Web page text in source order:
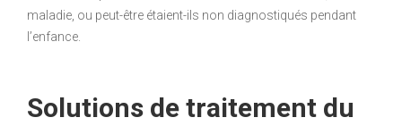
maladie, ou peut-être étaient-ils non diagnostiqués pendant
l’enfance.
Solutions de traitement du